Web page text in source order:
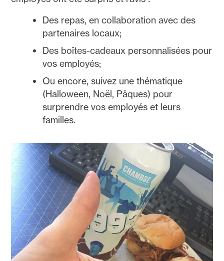
Des repas, en collaboration avec des
partenaires locaux;
Des boîtes-cadeaux personnalisées pour
vos employés;
Ou encore, suivez une thématique
(Halloween, Noël, Pâques) pour
surprendre vos employés et leurs
familles.